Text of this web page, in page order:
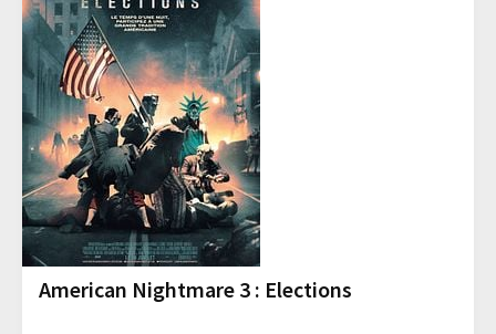
American Nightmare 3 : Elections